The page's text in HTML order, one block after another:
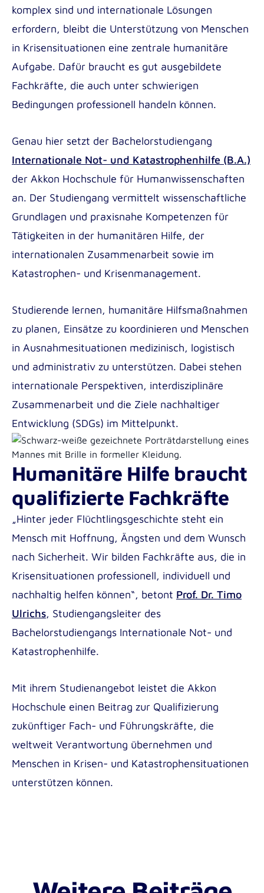
M.A.
Incoming
Outgoing
komplex sind und internationale Lösungen
erfordern, bleibt die Unterstützung von Menschen
in Krisensituationen eine zentrale humanitäre
Aufgabe. Dafür braucht es gut ausgebildete
Fachkräfte, die auch unter schwierigen
Bedingungen professionell handeln können.
Genau hier setzt der Bachelorstudiengang
Internationale Not- und Katastrophenhilfe (B.A.)
der Akkon Hochschule für Humanwissenschaften
an. Der Studiengang vermittelt wissenschaftliche
Grundlagen und praxisnahe Kompetenzen für
Tätigkeiten in der humanitären Hilfe, der
internationalen Zusammenarbeit sowie im
Katastrophen- und Krisenmanagement.
Studierende lernen, humanitäre Hilfsmaßnahmen
zu planen, Einsätze zu koordinieren und Menschen
in Ausnahmesituationen medizinisch, logistisch
und administrativ zu unterstützen. Dabei stehen
internationale Perspektiven, interdisziplinäre
Zusammenarbeit und die Ziele nachhaltiger
Entwicklung (SDGs) im Mittelpunkt.
Humanitäre Hilfe braucht
qualifizierte Fachkräfte
„Hinter jeder Flüchtlingsgeschichte steht ein
Mensch mit Hoffnung, Ängsten und dem Wunsch
nach Sicherheit. Wir bilden Fachkräfte aus, die in
Krisensituationen professionell, individuell und
nachhaltig helfen können“, betont Prof. Dr. Timo
Ulrichs, Studiengangsleiter des
Bachelorstudiengangs Internationale Not- und
Katastrophenhilfe.
Mit ihrem Studienangebot leistet die Akkon
Hochschule einen Beitrag zur Qualifizierung
zukünftiger Fach- und Führungskräfte, die
weltweit Verantwortung übernehmen und
Menschen in Krisen- und Katastrophensituationen
unterstützen können.